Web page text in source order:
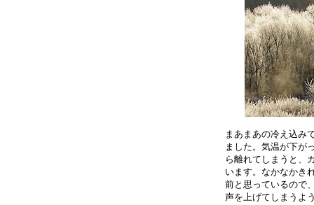
まあまあの冷え込み
ました。気温が下が
ら離れてしまうと、
います。なかなかき
前と思っているので